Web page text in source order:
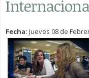
Fecha: Jueves 08 de